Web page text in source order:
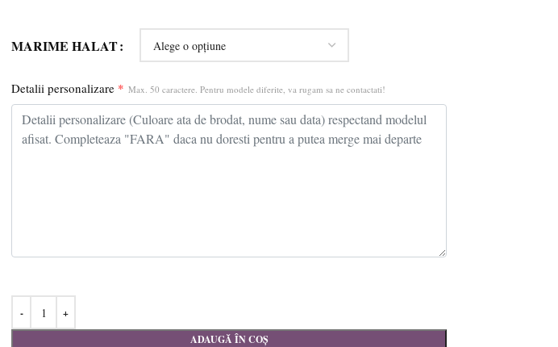
MARIME HALAT
Detalii personalizare * Max. 50 caractere. Pentru modele diferite, va rugam sa ne contactati!
ADAUGĂ ÎN COȘ